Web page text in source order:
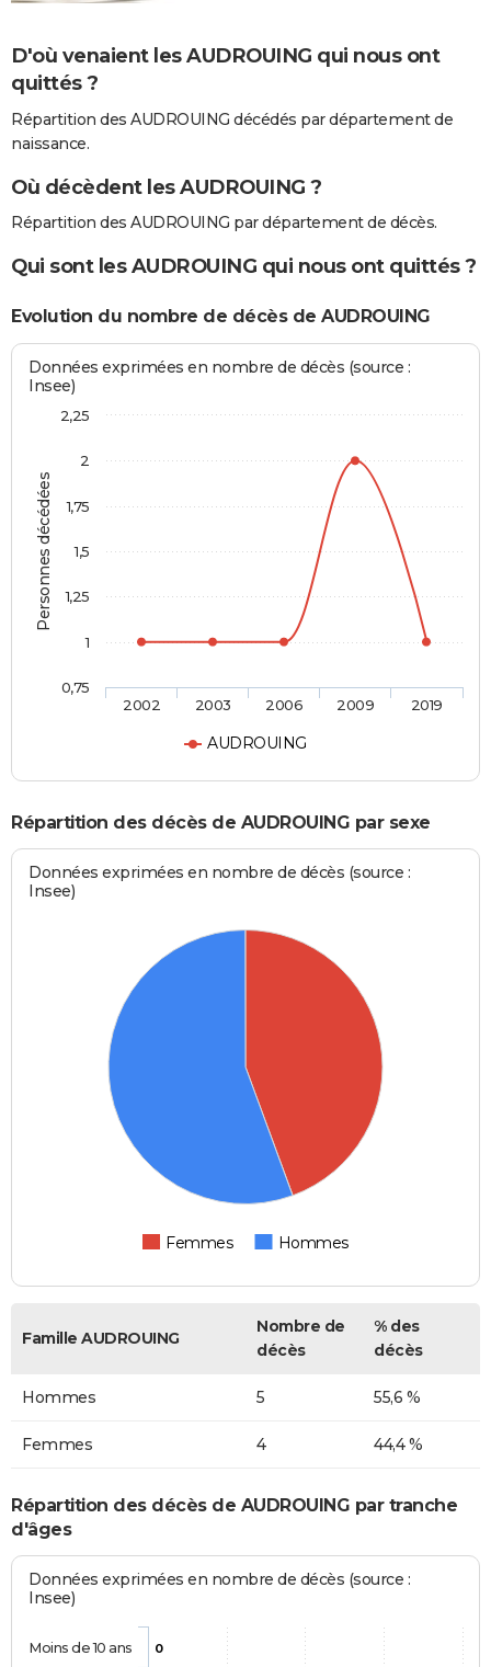
D'où venaient les AUDROUING qui nous ont
quittés ?
Répartition des AUDROUING décédés par département de
naissance.
Où décèdent les AUDROUING ?
Répartition des AUDROUING par département de décès.
Qui sont les AUDROUING qui nous ont quittés ?
Evolution du nombre de décès de AUDROUING
Personnes décédées
Données exprimées en nombre de décès (source :
Insee)
AUDROUING
2002 2003 2006 2009 2019
0,75
1
1,25
1,5
1,75
2
2,25
Répartition des décès de AUDROUING par sexe
Données exprimées en nombre de décès (source :
Insee)
Femmes Hommes
Famille AUDROUING
Nombre de
décès
% des
décès
Hommes 5 55,6 %
Femmes 4 44,4 %
Répartition des décès de AUDROUING par tranche
d'âges
Données exprimées en nombre de décès (source :
Insee)
0
Moins de 10 ans